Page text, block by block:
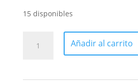
15 disponibles
APOLO
Añadir al carrito